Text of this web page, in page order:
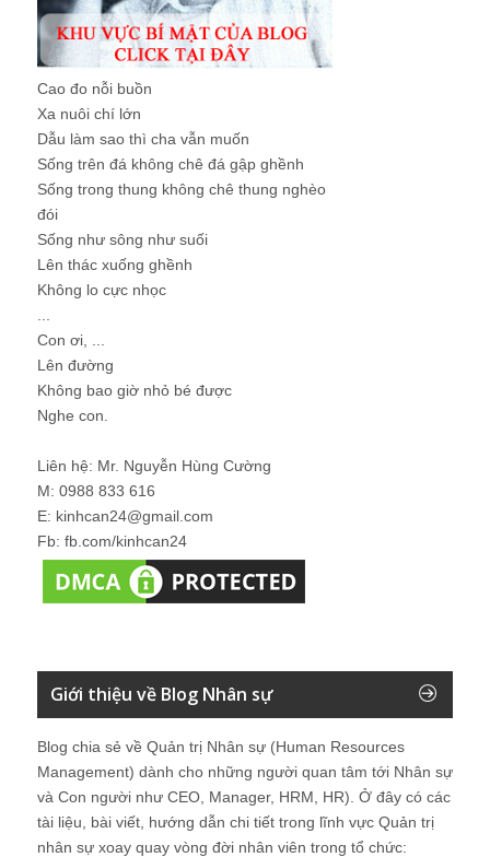
Cao đo nỗi buồn
Xa nuôi chí lớn
Dẫu làm sao thì cha vẫn muốn
Sống trên đá không chê đá gập ghềnh
Sống trong thung không chê thung nghèo
đói
Sống như sông như suối
Lên thác xuống ghềnh
Không lo cực nhọc
Con ơi, ...
Lên đường
Không bao giờ nhỏ bé được
Nghe con.
Liên hệ: Mr. Nguyễn Hùng Cường
M: 0988 833 616
E: kinhcan24@gmail.com
Fb: fb.com/kinhcan24
Giới thiệu về Blog Nhân sự
Blog chia sẻ về Quản trị Nhân sự (Human Resources
Management) dành cho những người quan tâm tới Nhân sự
và Con người như CEO, Manager, HRM, HR). Ở đây có các
tài liệu, bài viết, hướng dẫn chi tiết trong lĩnh vực Quản trị
nhân sự xoay quay vòng đời nhân viên trong tổ chức: